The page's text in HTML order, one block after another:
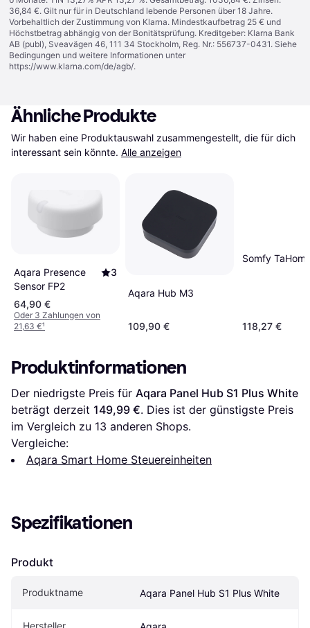
36,84 €. Gilt nur für in Deutschland lebende Personen über 18 Jahre.
Vorbehaltlich der Zustimmung von Klarna. Mindestkaufbetrag 25 € und
Höchstbetrag abhängig von der Bonitätsprüfung. Kreditgeber: Klarna Bank
AB (publ), Sveavägen 46, 111 34 Stockholm, Reg. Nr.: 556737-0431. Siehe
Bedingungen und weitere Informationen unter
https://www.klarna.com/de/agb/.
Ähnliche Produkte
Wir haben eine Produktauswahl zusammengestellt, die für dich
interessant sein könnte. Alle anzeigen
Aqara Presence
Sensor FP2
3
64,90 €
Oder 3 Zahlungen von
21,63 €¹
Aqara Hub M3
109,90 €
Somfy
118,27 €
Produktinformationen
Der niedrigste Preis für Aqara Panel Hub S1 Plus White
beträgt derzeit 149,99 €. Dies ist der günstigste Preis
im Vergleich zu 13 anderen Shops.
Vergleiche:
Aqara Smart Home Steuereinheiten
Spezifikationen
Produkt
Produktname Aqara Panel Hub S1 Plus White
Hersteller